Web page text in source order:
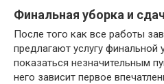
Финальная уборка и
После того как все работы
предлагают услугу
показаться незначительным
него зависит первое